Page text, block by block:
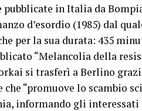
in Italia da
d’esordio (1985) dal
per la sua durata: 435
“Melancolia della
si trasferì a Berlino
che “promuove lo scambio
informando gli interessati